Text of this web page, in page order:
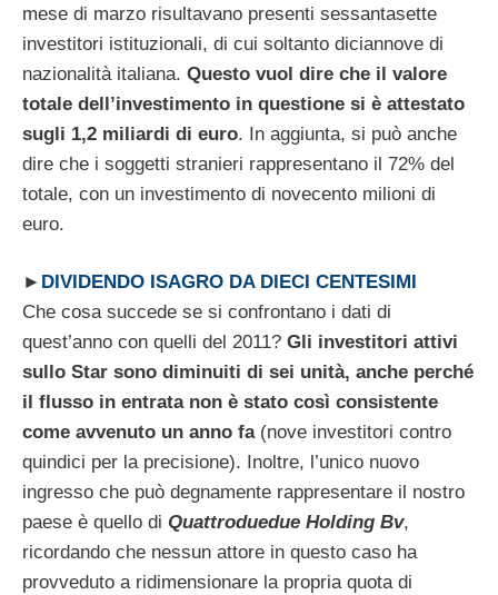
mese di marzo risultavano presenti sessantasette
investitori istituzionali, di cui soltanto diciannove di
nazionalità italiana. Questo vuol dire che il valore
totale dell’investimento in questione si è attestato
sugli 1,2 miliardi di euro. In aggiunta, si può anche
dire che i soggetti stranieri rappresentano il 72% del
totale, con un investimento di novecento milioni di
euro.
► DIVIDENDO ISAGRO DA DIECI CENTESIMI
Che cosa succede se si confrontano i dati di
quest’anno con quelli del 2011? Gli investitori attivi
sullo Star sono diminuiti di sei unità, anche perché
il flusso in entrata non è stato così consistente
come avvenuto un anno fa(nove investitori contro
quindici per la precisione). Inoltre, l’unico nuovo
ingresso che può degnamente rappresentare il nostro
paese è quello di Quattroduedue Holding Bv,
ricordando che nessun attore in questo caso ha
provveduto a ridimensionare la propria quota di